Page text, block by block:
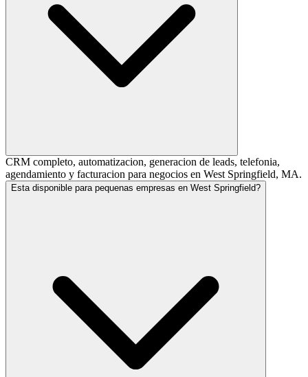
CRM completo, automatizacion, generacion de leads, telefonia,
agendamiento y facturacion para negocios en West Springfield, MA.
Esta disponible para pequenas empresas en West Springfield?